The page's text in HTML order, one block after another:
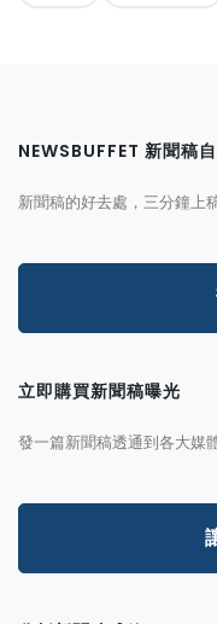
NEWSBUFFET 新聞稿
新聞稿的好去處，三分鐘上
立即購買新聞稿曝光
發一篇新聞稿透通到各大媒